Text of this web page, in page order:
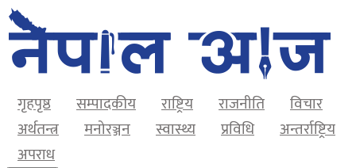
गृहपृष्ठ सम्पादकीय राष्ट्रिय राजनीति
विचार
अर्थतन्त्र
मनोरञ्जन स्वास्थ्य प्रविधि
अन्तर्राष्ट्रिय
अपराध